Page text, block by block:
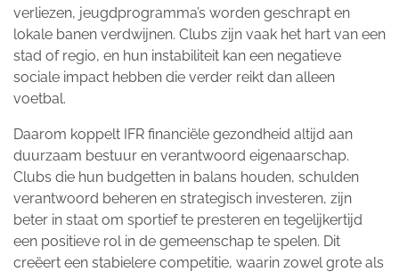
verliezen, jeugdprogramma’s worden geschrapt en
lokale banen verdwijnen. Clubs zijn vaak het hart van een
stad of regio, en hun instabiliteit kan een negatieve
sociale impact hebben die verder reikt dan alleen
voetbal.
Daarom koppelt IFR financiële gezondheid altijd aan
duurzaam bestuur en verantwoord eigenaarschap.
Clubs die hun budgetten in balans houden, schulden
verantwoord beheren en strategisch investeren, zijn
beter in staat om sportief te presteren en tegelijkertijd
een positieve rol in de gemeenschap te spelen. Dit
creëert een stabielere competitie, waarin zowel grote als